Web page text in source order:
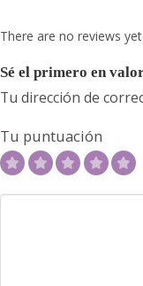
There are no reviews yet
Sé el primero en
Tu dirección de
Tu puntuación